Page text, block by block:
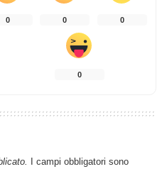
0 0 0
0
I campi obbligatori sono